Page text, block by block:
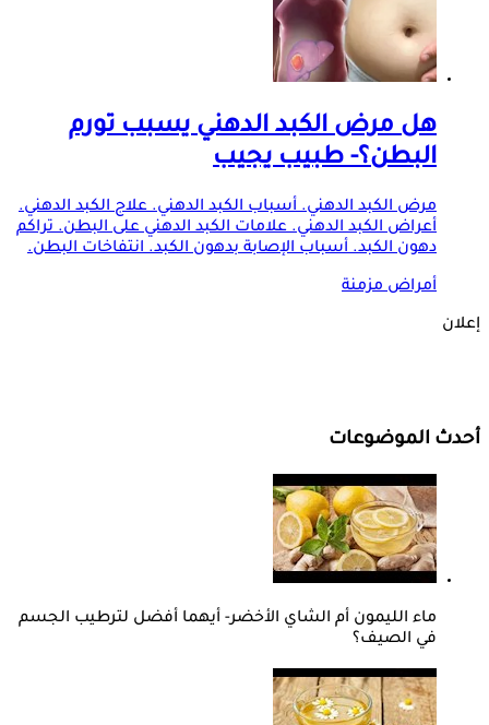
هل مرض الكبد الدهني يسبب تورم
البطن؟- طبيب يجيب
مرض الكبد الدهني. أسباب الكبد الدهني. علاج الكبد الدهني.
أعراض الكبد الدهني. علامات الكبد الدهني على البطن. تراكم
دهون الكبد. أسباب الإصابة بدهون الكبد. انتفاخات البطن.
أمراض مزمنة
إعلان
أحدث الموضوعات
ماء الليمون أم الشاي الأخضر- أيهما أفضل لترطيب الجسم
في الصيف؟